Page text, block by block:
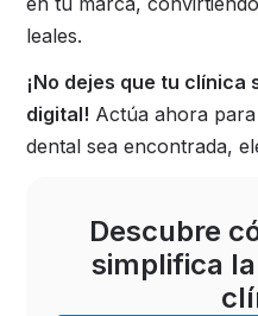
leales.
¡No dejes que tu clínica
digital! Actúa ahora
dental sea encontrada,
Descubre
simplifica